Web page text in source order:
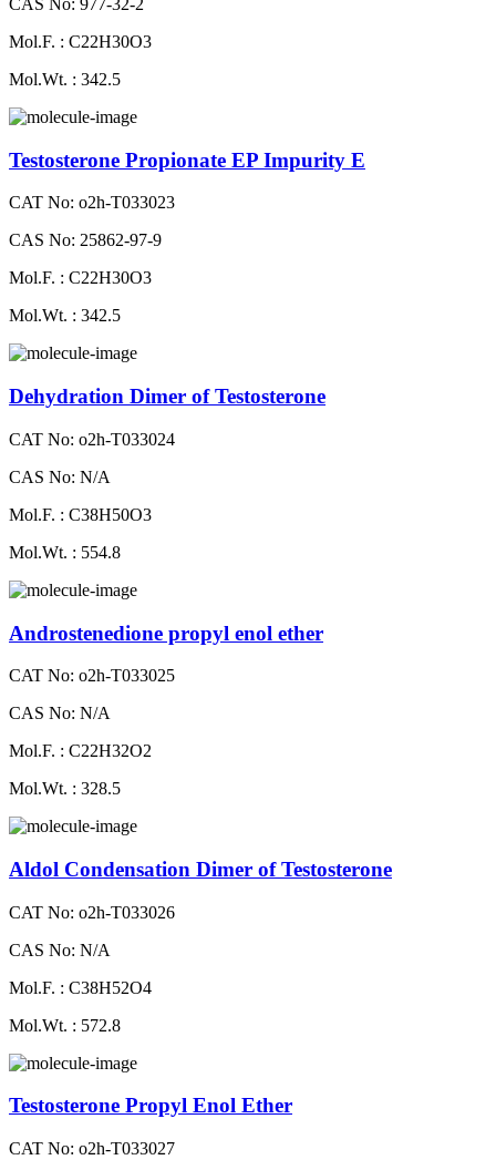
CAS No: 977-32-2
Mol.F. : C22H30O3
Mol.Wt. : 342.5
Testosterone Propionate EP Impurity E
CAT No: o2h-T033023
CAS No: 25862-97-9
Mol.F. : C22H30O3
Mol.Wt. : 342.5
Dehydration Dimer of Testosterone
CAT No: o2h-T033024
CAS No: N/A
Mol.F. : C38H50O3
Mol.Wt. : 554.8
Androstenedione propyl enol ether
CAT No: o2h-T033025
CAS No: N/A
Mol.F. : C22H32O2
Mol.Wt. : 328.5
Aldol Condensation Dimer of Testosterone
CAT No: o2h-T033026
CAS No: N/A
Mol.F. : C38H52O4
Mol.Wt. : 572.8
Testosterone Propyl Enol Ether
CAT No: o2h-T033027